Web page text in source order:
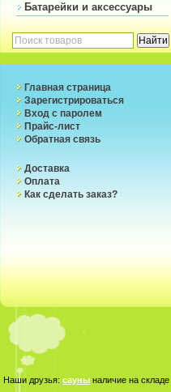
Батарейки и аксессуары
Главная страница
Зарегистрироваться
Вход с паролем
Прайс-лист
Обратная связь
Доставка
Оплата
Как сделать заказ?
Наши друзья: сауны наличие на складе